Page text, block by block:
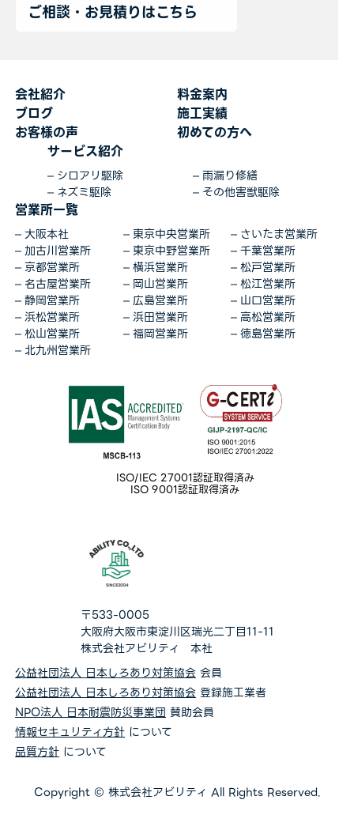
ご相談・お見積りはこちら
会社紹介
料金案内
ブログ
施工実績
お客様の声
初めての方へ
サービス紹介
シロアリ駆除
雨漏り修繕
ネズミ駆除
その他害獣駆除
営業所一覧
大阪本社 東京中央営業所
さいたま営業所
加古川営業所
東京中野営業所
千葉営業所
京都営業所
横浜営業所
松戸営業所
名古屋営業所
岡山営業所
松江営業所
静岡営業所
広島営業所
山口営業所
浜松営業所
浜田営業所
高松営業所
松山営業所
福岡営業所
徳島営業所
北九州営業所
ISO/IEC 27001認証取得済み
ISO 9001認証取得済み
〒533-0005
大阪府大阪市東淀川区瑞光二丁目11-11
株式会社アビリティ 本社
公益社団法人 日本しろあり対策協会会員
公益社団法人 日本しろあり対策協会登録施工業者
NPO法人 日本耐震防災事業団賛助会員
情報セキュリティ方針について
品質方針について
Copyright © 株式会社アビリティ All Rights Reserved.